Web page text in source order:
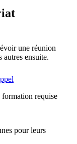
une réunion
autres ensuite.
formation requise
pour leurs